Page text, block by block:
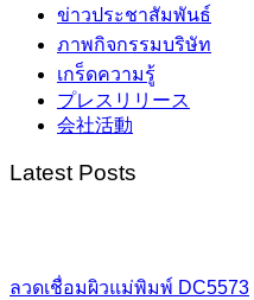
ข่าวประชาสัมพันธ์
ภาพกิจกรรมบริษัท
เกร็ดความรู้
プレスリリース
会社活動
Latest Posts
ลวดเชื่อมผิวแม่พิมพ์ DC5573